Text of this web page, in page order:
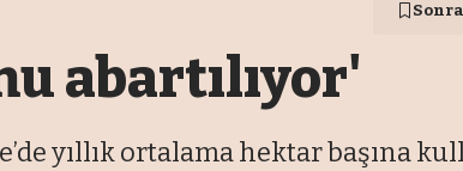
abartılıyor'
yıllık ortalama hektar başına